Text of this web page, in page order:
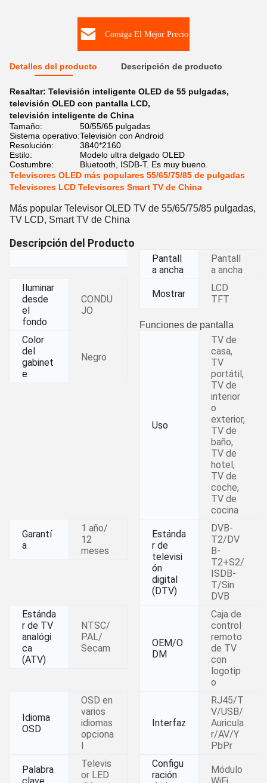
Consiga El Mejor Precio
Detalles del producto Descripción de producto
Resaltar: Televisión inteligente OLED de 55 pulgadas,
televisión OLED con pantalla LCD,
televisión inteligente de China
Tamaño:
50/55/65 pulgadas
Sistema operativo:Televisión con Android
Resolución:
3840*2160
Estilo:
Modelo ultra delgado OLED
Costumbre:
Bluetooth, ISDB-T. Es muy bueno.
Televisores OLED más populares 55/65/75/85 de pulgadas
Televisores LCD Televisores Smart TV de China
Más popular Televisor OLED TV de 55/65/75/85 pulgadas,
TV LCD, Smart TV de China
Descripción del Producto
Pantall
a ancha
Pantall
a ancha
Iluminar
desde
el
fondo
CONDU
JO
Mostrar
LCD
TFT
Color
del
gabinet
e
Negro
Uso
TV de
casa,
TV
portátil,
TV de
interior
o
exterior,
TV de
baño,
TV de
hotel,
TV de
coche,
TV de
cocina
Garantí
a
1 año/
12
meses
Estánda
r de
televisi
ón
digital
(DTV)
DVB-
T2/DV
B-
T2+S2/
ISDB-
T/Sin
DVB
Estánda
r de TV
analógi
ca
(ATV)
NTSC/
PAL/
Secam
OEM/O
DM
Caja de
control
remoto
de TV
con
logotip
o
Idioma
OSD
OSD en
varios
idiomas
opciona
l
Interfaz
RJ45/T
V/USB/
Auricula
r/AV/Y
PbPr
Palabra
clave
Televis
or LED
Configu
ración
Módulo
WiFi
Funciones de pantalla